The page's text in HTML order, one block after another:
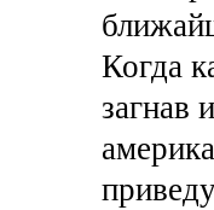
Когда
загнав